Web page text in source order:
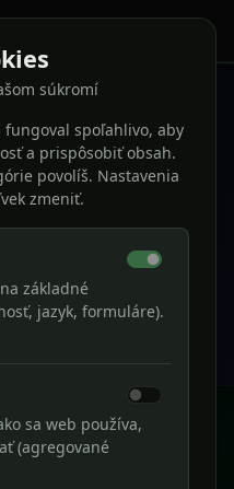
Act (EAA)
reálnou povinnosťou pre
a prechodné
do28. 6. 2030
váš projekt.
súkromí
fungoval spoľahlivo, aby
a prispôsobiť obsah.
povolíš. Nastavenia
zmeniť.
základné
jazyk, formuláre).
sa web používa,
(agregované